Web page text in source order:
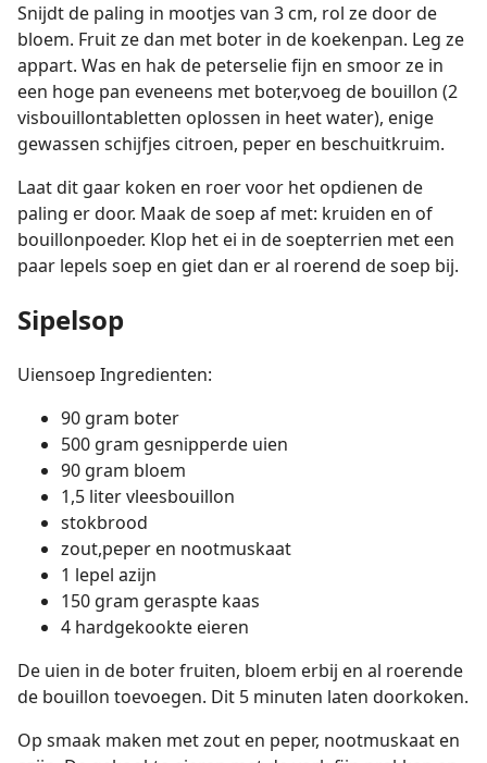
Snijdt de paling in mootjes van 3 cm, rol ze door de
bloem. Fruit ze dan met boter in de koekenpan. Leg ze
appart. Was en hak de peterselie fijn en smoor ze in
een hoge pan eveneens met boter,voeg de bouillon (2
visbouillontabletten oplossen in heet water), enige
gewassen schijfjes citroen, peper en beschuitkruim.
Laat dit gaar koken en roer voor het opdienen de
paling er door. Maak de soep af met: kruiden en of
bouillonpoeder. Klop het ei in de soepterrien met een
paar lepels soep en giet dan er al roerend de soep bij.
Sipelsop
Uiensoep Ingredienten:
90 gram boter
500 gram gesnipperde uien
90 gram bloem
1,5 liter vleesbouillon
stokbrood
zout,peper en nootmuskaat
1 lepel azijn
150 gram geraspte kaas
4 hardgekookte eieren
De uien in de boter fruiten, bloem erbij en al roerende
de bouillon toevoegen. Dit 5 minuten laten doorkoken.
Op smaak maken met zout en peper, nootmuskaat en